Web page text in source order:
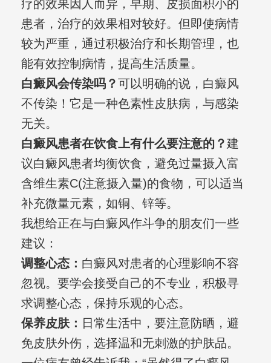
疗的效果因人而异，早期、皮损面积小的
患者，治疗的效果相对较好。但即使病情
较为严重，通过积极治疗和长期管理，也
能有效控制病情，提高生活质量。
白癜风会传染吗？可以明确的说，白癜风
不传染！它是一种色素性皮肤病，与感染
无关。
白癜风患者在饮食上有什么要注意的？建
议白癜风患者均衡饮食，避免过量摄入富
含维生素C(注意摄入量)的食物，可以适当
补充微量元素，如铜、锌等。
我想给正在与白癜风作斗争的朋友们一些
建议：
调整心态： 白癜风对患者的心理影响不容
忽视。要学会接受自己的不专业，积极寻
求调整心态，保持乐观的心态。
保养皮肤： 日常生活中，要注意防晒，避
免皮肤外伤，选择温和无刺激的护肤品。